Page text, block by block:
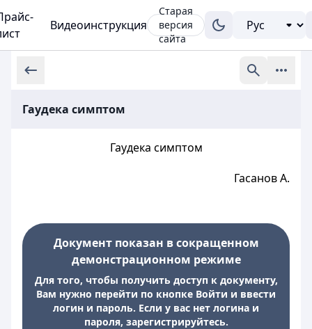
Видеоинструкция
Старая
версия
сайта
Гаудека симптом
Гаудека симптом
Гасанов А.
Документ показан в сокращенном
демонстрационном режиме
Для того, чтобы получить доступ к документу,
Вам нужно перейти по кнопке Войти и ввести
логин и пароль. Если у вас нет логина и
пароля, зарегистрируйтесь.